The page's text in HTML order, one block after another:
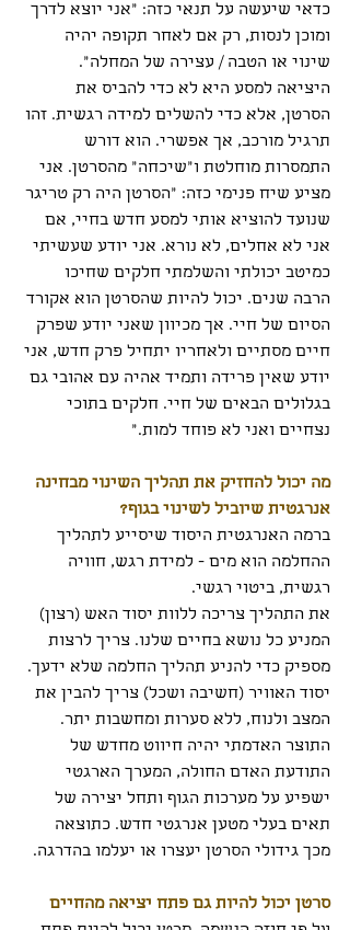
כדאי שיעשה על תנאי כזה: "אני יוצא לדרך
ומוכן לנסות, רק אם לאחר תקופה יהיה
שינוי או הטבה / עצירה של המחלה".
היציאה למסע היא לא כדי להביס את
הסרטן, אלא כדי להשלים למידה רגשית. זהו
תרגיל מורכב, אך אפשרי. הוא דורש
התמסרות מוחלטת ו"שיכחה" מהסרטן. אני
מציע שיח פנימי כזה: "הסרטן היה רק טריגר
שנועד להוציא אותי למסע חדש בחיי, אם
אני לא אחלים, לא נורא. אני יודע שעשיתי
כמיטב יכולתי והשלמתי חלקים שחיכו
הרבה שנים. יכול להיות שהסרטן הוא אקורד
הסיום של חיי. אך מכיוון שאני יודע שפרק
חיים מסתיים ולאחריו יתחיל פרק חדש, אני
יודע שאין פרידה ותמיד אהיה עם אהובי גם
בגלולים הבאים של חיי. חלקים בתוכי
נצחיים ואני לא פוחד למות."
מה יכול להחזיק את תהליך השינוי מבחינה
אנרגטית שיוביל לשינוי בגוף?
ברמה האנרגטית היסוד שיסייע לתהליך
ההחלמה הוא מים - למידת רגש, חוויה
רגשית, ביטוי רגשי.
את התהליך צריכה ללוות יסוד האש (רצון)
המניע כל נושא בחיים שלנו. צריך לרצות
מספיק כדי להניע תהליך החלמה שלא ידעך.
יסוד האוויר (חשיבה ושכל) צריך להבין את
המצב ולנוח, ללא סערות ומחשבות יתר.
התוצר האדמתי יהיה חיווט מחדש של
התודעת האדם החולה, המערך הארגטי
ישפיע על מערכות הגוף ותחל יצירה של
תאים בעלי מטען אנרגטי חדש. כתוצאה
מכך גידולי הסרטן יעצרו או יעלמו בהדרגה.
סרטן יכול להיות גם פתח יציאה מהחיים